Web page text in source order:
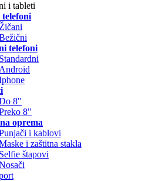
i tableti
Žičani
telefoni
Standardni
Android
8"
8"
oprema
i kablovi
i zaštitna stakla
Selfie štapovi